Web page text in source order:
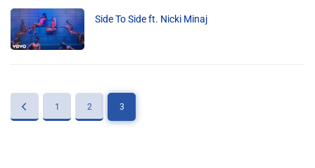
MEDIAS
Photos
Ecrire à RCN
Side To Side ft. Nicki Minaj
1 2 3